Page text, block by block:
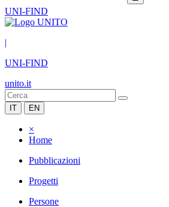
UNI-FIND
|
UNI-FIND
unito.it
IT EN
×
Home
Pubblicazioni
Progetti
Persone